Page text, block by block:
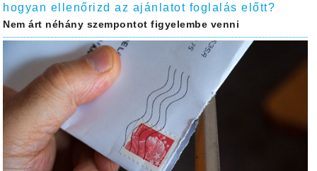
hogyan ellenőrizd az ajánlatot foglalás előtt?
Nem árt néhány szempontot figyelembe venni